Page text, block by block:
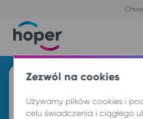
Znajdź przejazd i kup bilet
Z
Zezwól na cookies
Używamy plików cookies i
celu świadczenia i ciągłego